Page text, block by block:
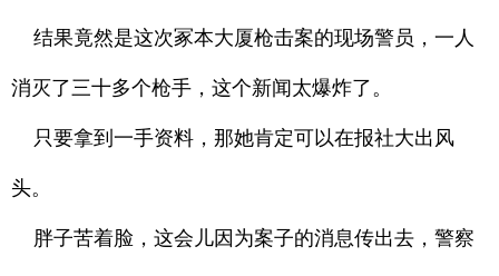
结果竟然是这次冢本大厦枪击案的现场警员，一人
消灭了三十多个枪手，这个新闻太爆炸了。
只要拿到一手资料，那她肯定可以在报社大出风
头。
胖子苦着脸，这会儿因为案子的消息传出去，警察